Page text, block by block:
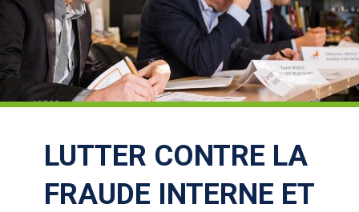
LUTTER CONTRE LA
FRAUDE INTERNE ET